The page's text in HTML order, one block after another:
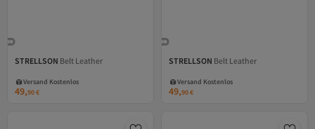
STRELLSON Belt Leather
Versand Kostenlos
Versand Kostenlos
49,90€
STRELLSON Belt Leather
Versand Kostenlos
Versand Kostenlos
49,90€